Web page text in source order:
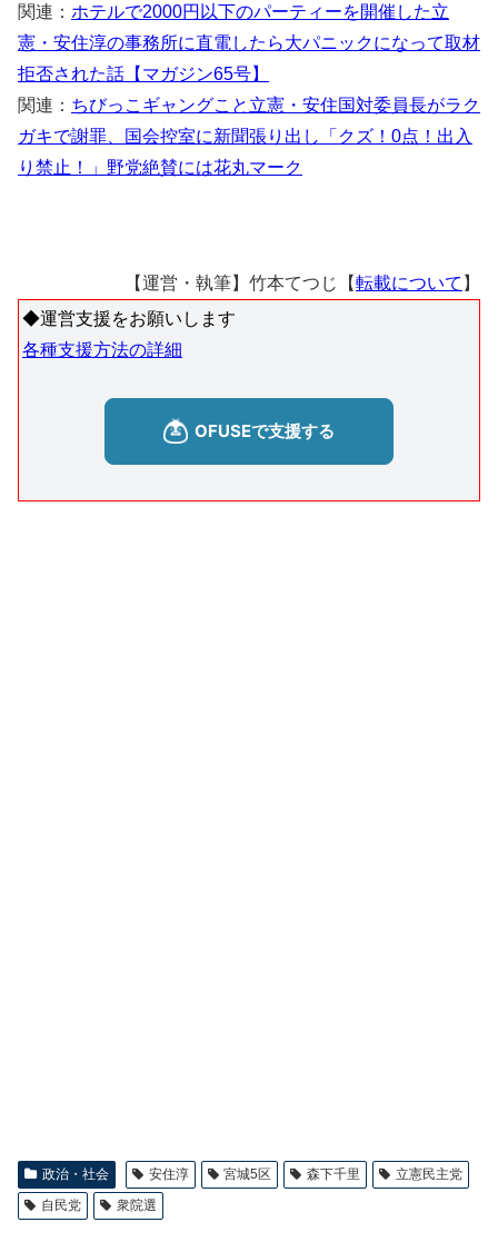
関連： ホテルで2000円以下のパーティーを開催した立
憲・安住淳の事務所に直電したら大パニックになって取材
拒否された話【マガジン65号】
関連： ちびっこギャングこと立憲・安住国対委員長がラク
ガキで謝罪、国会控室に新聞張り出し「クズ！0点！出入
り禁止！」野党絶賛には花丸マーク
【運営・執筆】竹本てつじ【転載について 】
◆運営支援をお願いします
各種支援方法の詳細
政治・社会 安住淳 宮城5区 森下千里
立憲民主党
自民党
衆院選